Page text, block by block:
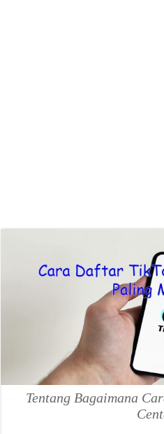
Tentang Bagaimana